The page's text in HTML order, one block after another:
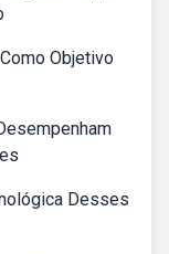
Objetivo
Desses